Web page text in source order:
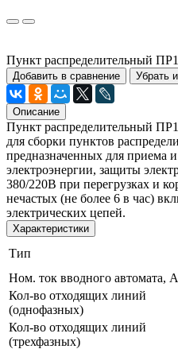
Пункт распределительный
Добавить в сравнение Убрать
Описание
Пункт распределительный
для сборки пунктов
предназначенных для приема
электроэнергии, защиты
380/220В при перегрузках и
нечастых (не более 6 в час)
электрических цепей.
Характеристики
Тип
Ном. ток вводного автомата, А
Кол-во отходящих линий
(однофазных)
Кол-во отходящих линий
(трехфазных)